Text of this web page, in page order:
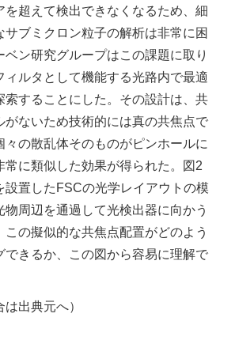
を超えて検出できなくなるため、細
サブミクロン粒子の解析は非常に困
ベン研究グループはこの課題に取り
ィルタとして機能する光路内で最適
索することにした。その設計は、共
がないため技術的には真の共焦点で
々の散乱体そのものがピンホールに
常に類似した効果が得られた。図2
設置したFSCの光学レイアウトの模
物周辺を通過して光検出器に向かう
この擬似的な共焦点配置がどのよう
できるか、この図から容易に理解で
は出典元へ）